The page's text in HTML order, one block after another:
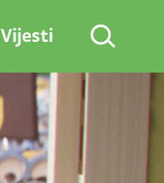
Vijesti